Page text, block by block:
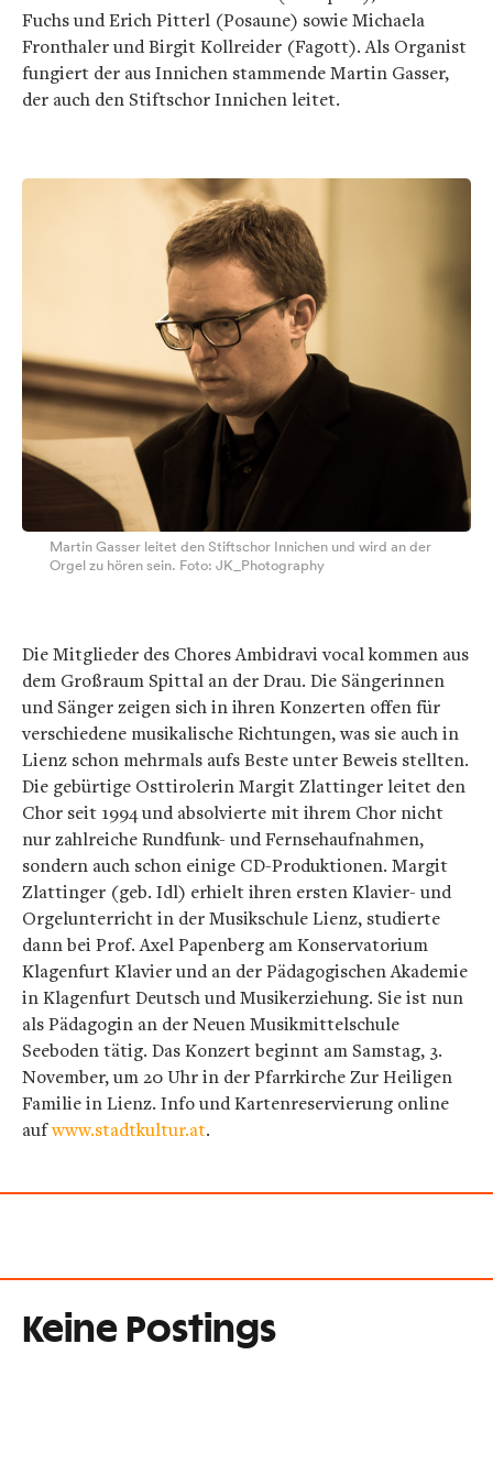
Fuchs und Erich Pitterl (Posaune) sowie Michaela
Fronthaler und Birgit Kollreider (Fagott). Als Organist
fungiert der aus Innichen stammende Martin Gasser,
der auch den Stiftschor Innichen leitet.
Martin Gasser leitet den Stiftschor Innichen und wird an der
Orgel zu hören sein. Foto: JK_Photography
Die Mitglieder des Chores Ambidravi vocal kommen aus
dem Großraum Spittal an der Drau. Die Sängerinnen
und Sänger zeigen sich in ihren Konzerten offen für
verschiedene musikalische Richtungen, was sie auch in
Lienz schon mehrmals aufs Beste unter Beweis stellten.
Die gebürtige Osttirolerin Margit Zlattinger leitet den
Chor seit 1994 und absolvierte mit ihrem Chor nicht
nur zahlreiche Rundfunk- und Fernsehaufnahmen,
sondern auch schon einige CD-Produktionen. Margit
Zlattinger (geb. Idl) erhielt ihren ersten Klavier- und
Orgelunterricht in der Musikschule Lienz, studierte
dann bei Prof. Axel Papenberg am Konservatorium
Klagenfurt Klavier und an der Pädagogischen Akademie
in Klagenfurt Deutsch und Musikerziehung. Sie ist nun
als Pädagogin an der Neuen Musikmittelschule
Seeboden tätig. Das Konzert beginnt am Samstag, 3.
November, um 20 Uhr in der Pfarrkirche Zur Heiligen
Familie in Lienz. Info und Kartenreservierung online
aufwww.stadtkultur.at.
Keine Postings